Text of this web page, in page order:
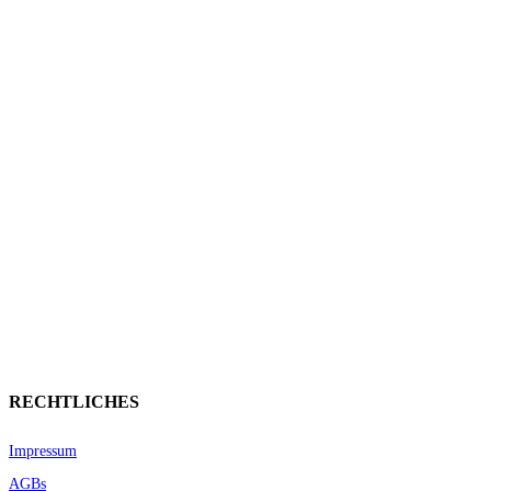
RECHTLICHES
Impressum
AGBs